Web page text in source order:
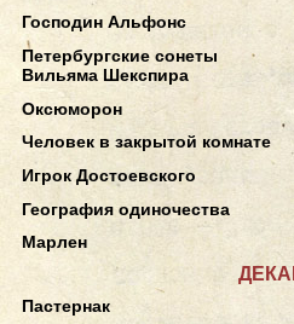
Господин Альфонс
Петербургские сонеты
Вильяма Шекспира
Оксюморон
Человек в закрытой комнате
Игрок Достоевского
География одиночества
Марлен
Пастернак